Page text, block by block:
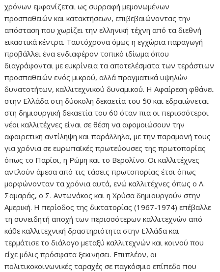
χρόνων εμφανίζεται ως συρραφή μεμονωμένων
προσπαθειών και κατακτήσεων, επιβεβαιώνοντας την
απόσταση που χωρίζει την ελληνική τέχνη από τα διεθνή
εικαστικά κέντρα. Ταυτόχρονα όμως η εγχώρια παραγωγή
προβάλλει ένα ενδιαφέρον τοπικό ιδίωμα όπου
διαγράφονται με ευκρίνεια τα αποτελέσματα των τεράστιων
προσπαθειών ενός μικρού, αλλά πραγματικά υψηλών
δυνατοτήτων, καλλιτεχνικού δυναμικού. Η Αφαίρεση φθάνει
στην Ελλάδα στη δύσκολη δεκαετία του ΄50 και εδραιώνεται
στη δημιουργική δεκαετία του ΄60 όταν πια οι περισσότεροι
νέοι καλλιτέχνες είναι σε θέση να αφομοιώσουν την
αφαιρετική αντίληψη και παράλληλα, με την παραμονή τους
για χρόνια σε ευρωπαϊκές πρωτεύουσες της πρωτοπορίας
όπως το Παρίσι, η Ρώμη και το Βερολίνο. Οι καλλιτέχνες
αντλούν άμεσα από τις τάσεις πρωτοπορίας έτσι όπως
μορφώνονταν τα χρόνια αυτά, ενώ καλλιτέχνες όπως ο Λ.
Σαμαράς, ο Σ. Αντωνάκος και η Χρύσα δημιουργούν στην
Αμερική. Η περίοδος της δικτατορίας (1967-1974) επέβαλλε
τη συνειδητή αποχή των περισσότερων καλλιτεχνών από
κάθε καλλιτεχνική δραστηριότητα στην Ελλάδα και
τερμάτισε το διάλογο μεταξύ καλλιτεχνών και κοινού που
είχε μόλις πρόσφατα ξεκινήσει. Επιπλέον, οι
πολιτικοκοινωνικές ταραχές σε παγκόσμιο επίπεδο που